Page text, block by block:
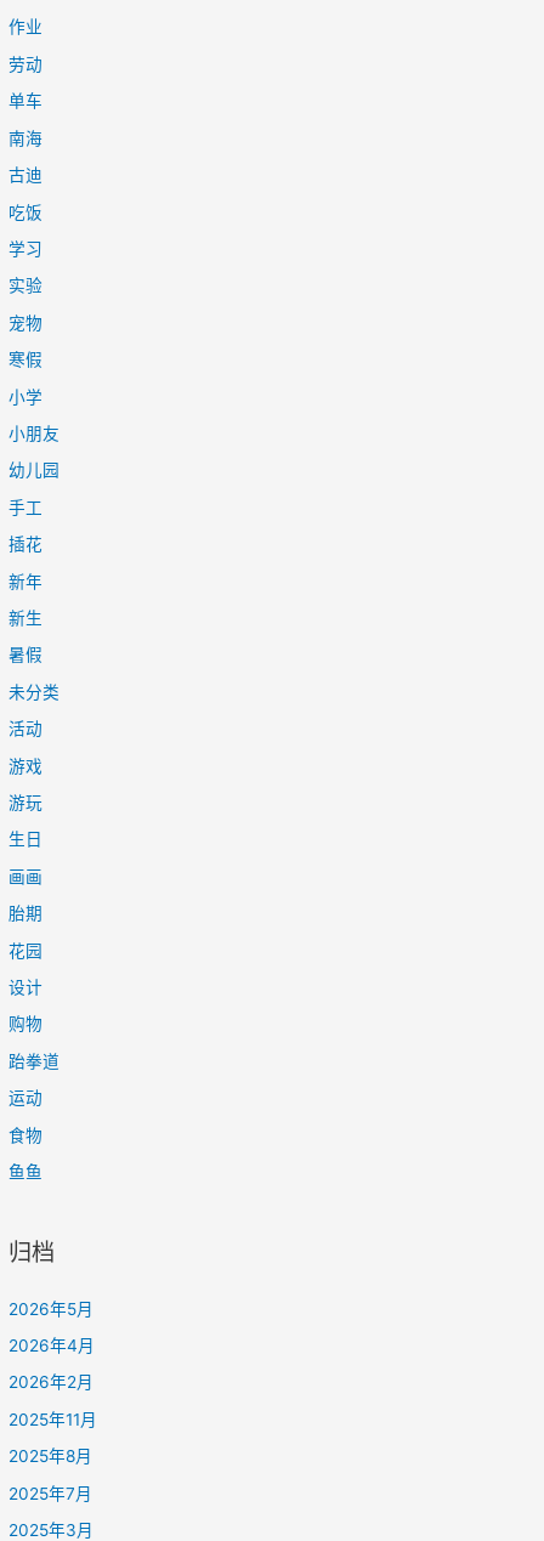
作业
劳动
单车
南海
古迪
吃饭
学习
实验
宠物
寒假
小学
小朋友
幼儿园
手工
插花
新年
新生
暑假
未分类
活动
游戏
游玩
生日
画画
胎期
花园
设计
购物
跆拳道
运动
食物
鱼鱼
归档
2026年5月
2026年4月
2026年2月
2025年11月
2025年8月
2025年7月
2025年3月